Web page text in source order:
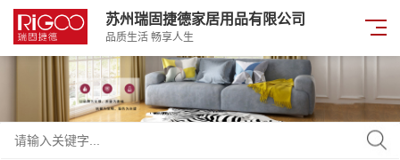
苏州瑞固捷德家居用品有限公司
品质生活 畅享人生